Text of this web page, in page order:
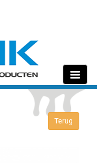
Toggle